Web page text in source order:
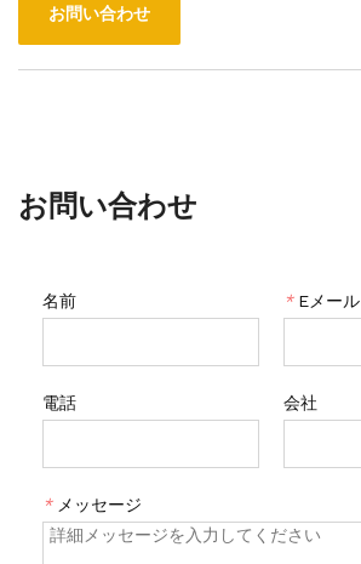
お問い合わせ
お問い合わせ
名前 * Eメール
電話 会社
* メッセージ